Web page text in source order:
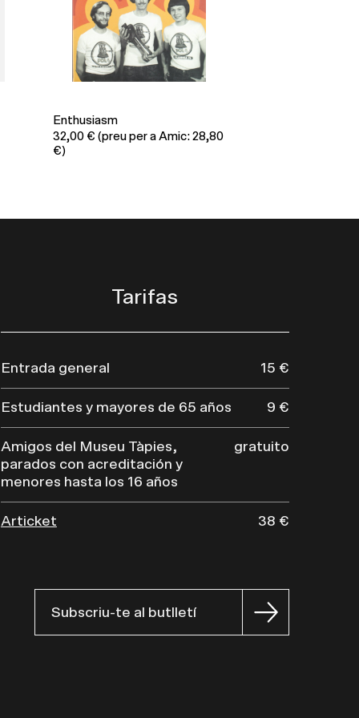
Enthusiasm
32,00 € (preu per a Amic: 28,80
€)
Tarifas
Entrada general 15 €
Estudiantes y mayores de 65 años 9 €
Amigos del Museu Tàpies,
parados con acreditación y
menores hasta los 16 años
gratuito
Articket 38 €
Subscriu-te al butlletí